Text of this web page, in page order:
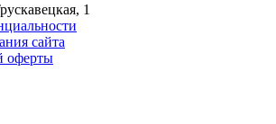
1
сайта
оферты